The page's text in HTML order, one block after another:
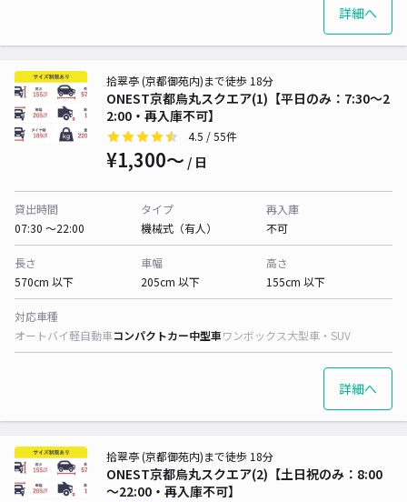
詳細へ
ONEST京都烏丸スクエア(1)【平日のみ：7:30～2
2:00・再入庫不可】
拾翠亭 (京都御苑内)まで徒歩 18分
4.5 / 55件
¥1,300〜 / 日
貸出時間
07:30 〜22:00
タイプ
機械式（有人）
再入庫
不可
長さ
570cm 以下
車幅
205cm 以下
高さ
155cm 以下
対応車種
オートバイ軽自動車コンパクトカー中型車ワンボックス大型車・SUV
詳細へ
ONEST京都烏丸スクエア(2)【土日祝のみ：8:00
～22:00・再入庫不可】
拾翠亭 (京都御苑内)まで徒歩 18分